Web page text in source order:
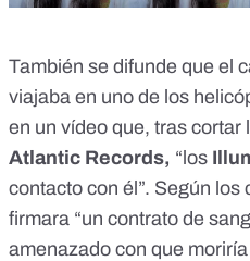
También se difunde que el
viajaba en uno de los
en un vídeo que, tras cortar
Atlantic Records, “los
contacto con él”. Según
firmara “un contrato de
amenazado con que